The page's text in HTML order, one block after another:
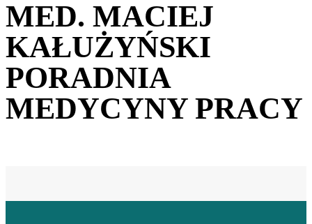
MED. MACIEJ
KAŁUŻYŃSKI
PORADNIA
MEDYCYNY PRACY